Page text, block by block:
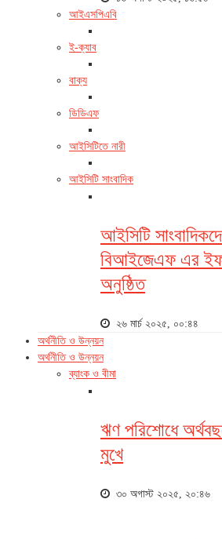
আইএসপিএবি
ই-ক্যাব
বাক্য
ডিডিএফ
আইসিটিতে নারী
আইসিটি সাংবাদিক
আইসিটি
বিআইজেএফ এর
অনুষ্ঠিত
২৬ মার্চ ২০২৫, ০০:৪৪
অর্থনীতি ও উন্নয়ন
অর্থনীতি ও উন্নয়ন
ব্যাংক ও বীমা
ঋণ পরিশোধে
মুখে
৩০ অগাস্ট ২০২৫, ২০:৪৬